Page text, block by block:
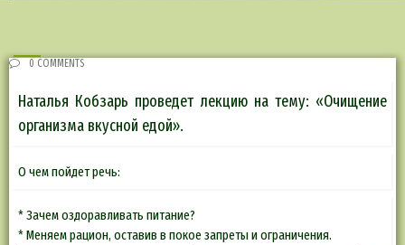
0 COMMENTS
Наталья Кобзарь проведет лекцию на тему: «Очищение
организма вкусной едой».
О чем пойдет речь:
* Зачем оздоравливать питание?
* Меняем рацион, оставив в покое запреты и ограничения.